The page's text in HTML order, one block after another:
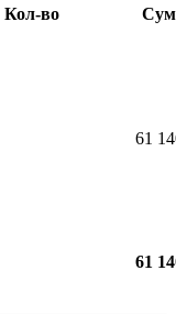
Кол-во
61
61